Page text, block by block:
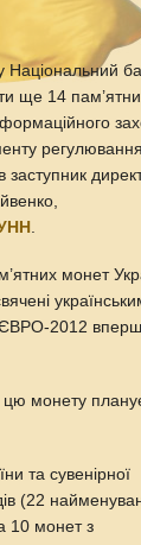
Національний
ще 14
регулювання
заступник
.
монет
ЄВРО-2012
цю монету
та сувенірної
(22
10 монет з